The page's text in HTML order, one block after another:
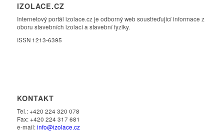
IZOLACE.CZ
Internetový portál izolace.cz je odborný web soustřeďující informace z
oboru stavebních izolací a stavební fyziky.
ISSN 1213-6395
KONTAKT
Tel.: +420 224 320 078
Fax: +420 224 317 681
e-mail:info@izolace.cz